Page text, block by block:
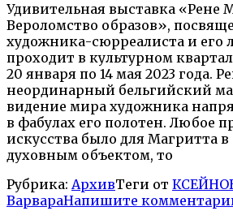
Удивительная выставка «Рене
Вероломство образов»,
художника-сюрреалиста и его
проходит в культурном
20 января по 14 мая 2023 года.
неординарный бельгийский
видение мира художника
в фабулах его полотен. Любое
искусства было для Магритта
духовным объектом, то
Рубрика: АрхивТеги от
ВарвараНапишите